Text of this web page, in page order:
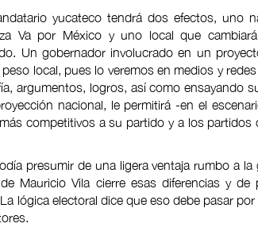
yucateco tendrá dos efectos, uno
Va por México y uno local que
Un gobernador involucrado en un
local, pues lo veremos en medios y
argumentos, logros, así como ensayando
nacional, le permitirá -en el
competitivos a su partido y a los partidos
presumir de una ligera ventaja rumbo a
Mauricio Vila cierre esas diferencias y de
lógica electoral dice que eso debe pasar